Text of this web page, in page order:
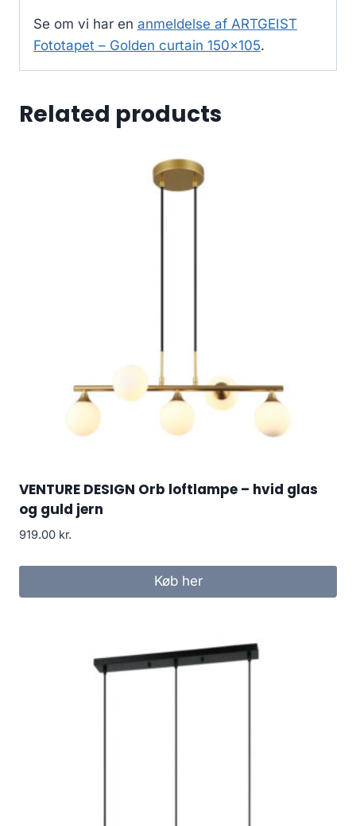
Se om vi har en anmeldelse af ARTGEIST
Fototapet – Golden curtain 150×105.
Related products
VENTURE DESIGN Orb loftlampe – hvid glas
og guld jern
919.00 kr.
Køb her